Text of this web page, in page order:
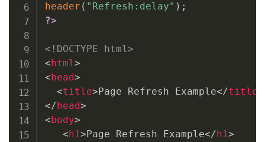
header ( "Refresh:delay" ) ;
?>
<!DOCTYPE html>
<html>
<head>
<title>Page Refresh Example</title
</head>
<body>
<h1>Page Refresh Example</h1>